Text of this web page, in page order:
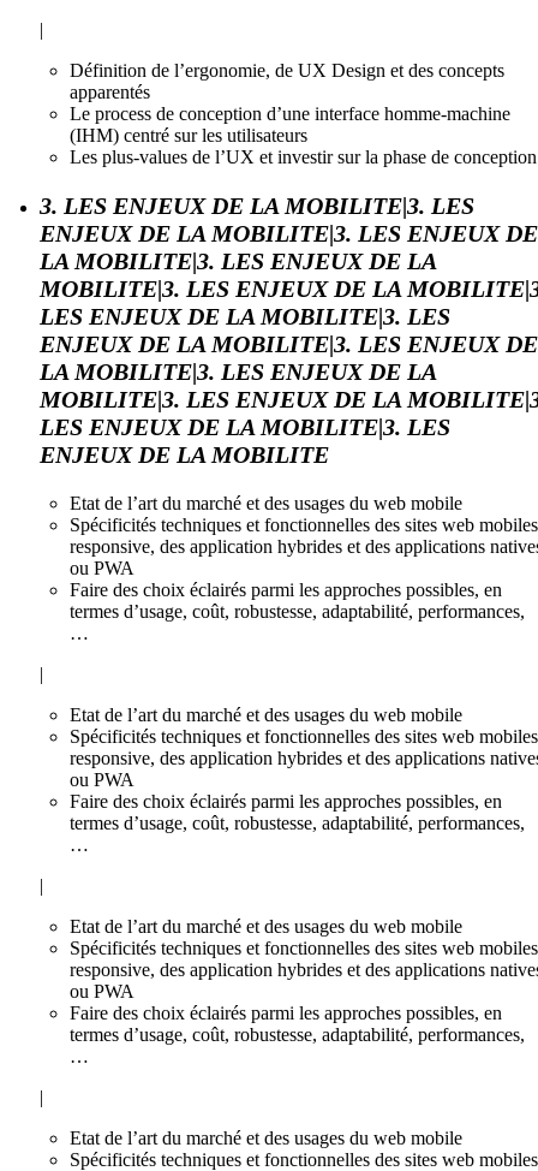
|
Définition de l’ergonomie, de UX Design et des concepts
apparentés
Le process de conception d’une interface homme-machine
(IHM) centré sur les utilisateurs
Les plus-values de l’UX et investir sur la phase de conception
3. LES ENJEUX DE LA MOBILITE|3. LES
ENJEUX DE LA MOBILITE|3. LES ENJEUX DE
LA MOBILITE|3. LES ENJEUX DE LA
MOBILITE|3. LES ENJEUX DE LA
LES ENJEUX DE LA MOBILITE|3. LES
ENJEUX DE LA MOBILITE|3. LES ENJEUX DE
LA MOBILITE|3. LES ENJEUX DE LA
MOBILITE|3. LES ENJEUX DE LA
LES ENJEUX DE LA MOBILITE|3. LES
ENJEUX DE LA MOBILITE
Etat de l’art du marché et des usages du web mobile
Spécificités techniques et fonctionnelles des sites web
responsive, des application hybrides et des applications
ou PWA
Faire des choix éclairés parmi les approches possibles, en
termes d’usage, coût, robustesse, adaptabilité, performances,
…
|
Etat de l’art du marché et des usages du web mobile
Spécificités techniques et fonctionnelles des sites web
responsive, des application hybrides et des applications
ou PWA
Faire des choix éclairés parmi les approches possibles, en
termes d’usage, coût, robustesse, adaptabilité, performances,
…
|
Etat de l’art du marché et des usages du web mobile
Spécificités techniques et fonctionnelles des sites web
responsive, des application hybrides et des applications
ou PWA
Faire des choix éclairés parmi les approches possibles, en
termes d’usage, coût, robustesse, adaptabilité, performances,
…
|
Etat de l’art du marché et des usages du web mobile
Spécificités techniques et fonctionnelles des sites web